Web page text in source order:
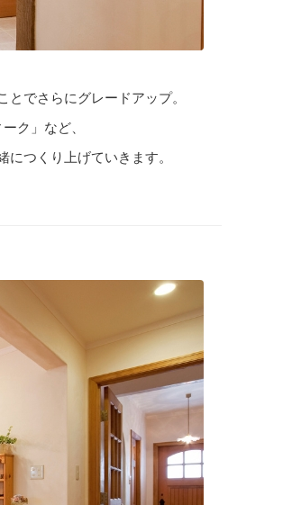
でさらにグレードアップ。
ク」など、
つくり上げていきます。